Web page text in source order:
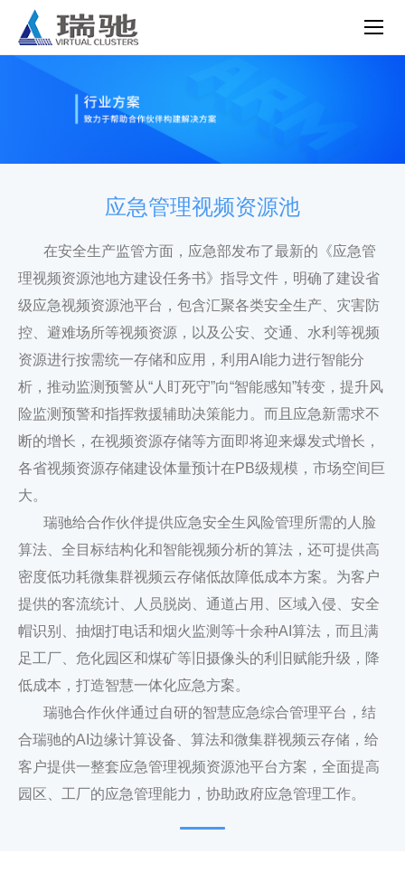
应急管理视频资源池
在安全生产监管方面，应急部发布了最新的《应急管
理视频资源池地方建设任务书》指导文件，明确了建设省
级应急视频资源池平台，包含汇聚各类安全生产、灾害防
控、避难场所等视频资源，以及公安、交通、水利等视频
资源进行按需统一存储和应用，利用AI能力进行智能分
析，推动监测预警从“人盯死守”向“智能感知”转变，提升风
险监测预警和指挥救援辅助决策能力。而且应急新需求不
断的增长，在视频资源存储等方面即将迎来爆发式增长，
各省视频资源存储建设体量预计在PB级规模，市场空间巨
大。
瑞驰给合作伙伴提供应急安全生风险管理所需的人脸
算法、全目标结构化和智能视频分析的算法，还可提供高
密度低功耗微集群视频云存储低故障低成本方案。为客户
提供的客流统计、人员脱岗、通道占用、区域入侵、安全
帽识别、抽烟打电话和烟火监测等十余种AI算法，而且满
足工厂、危化园区和煤矿等旧摄像头的利旧赋能升级，降
低成本，打造智慧一体化应急方案。
瑞驰合作伙伴通过自研的智慧应急综合管理平台，结
合瑞驰的AI边缘计算设备、算法和微集群视频云存储，给
客户提供一整套应急管理视频资源池平台方案，全面提高
园区、工厂的应急管理能力，协助政府应急管理工作。